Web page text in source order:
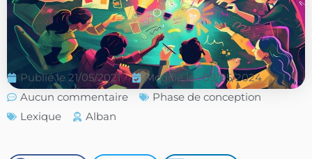
Publié le 21/05/2021
Modifié le : 09/05/2024
Aucun commentaire
Phase de conception
Lexique
Alban